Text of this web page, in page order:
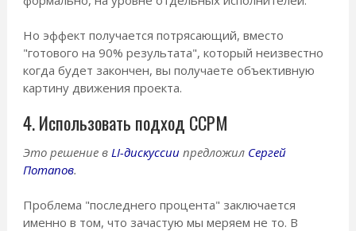
Но эффект получается потрясающий, вместо
"готового на 90% результата", который неизвестно
когда будет закончен, вы получаете объективную
картину движения проекта.
4. Использовать подход CCPM
Это решение в LI-дискуссии предложил Сергей
Потапов.
Проблема "последнего процента" заключается
именно в том, что зачастую мы меряем не то. В